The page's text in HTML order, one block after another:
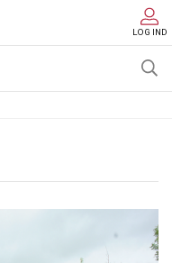
LOG IND